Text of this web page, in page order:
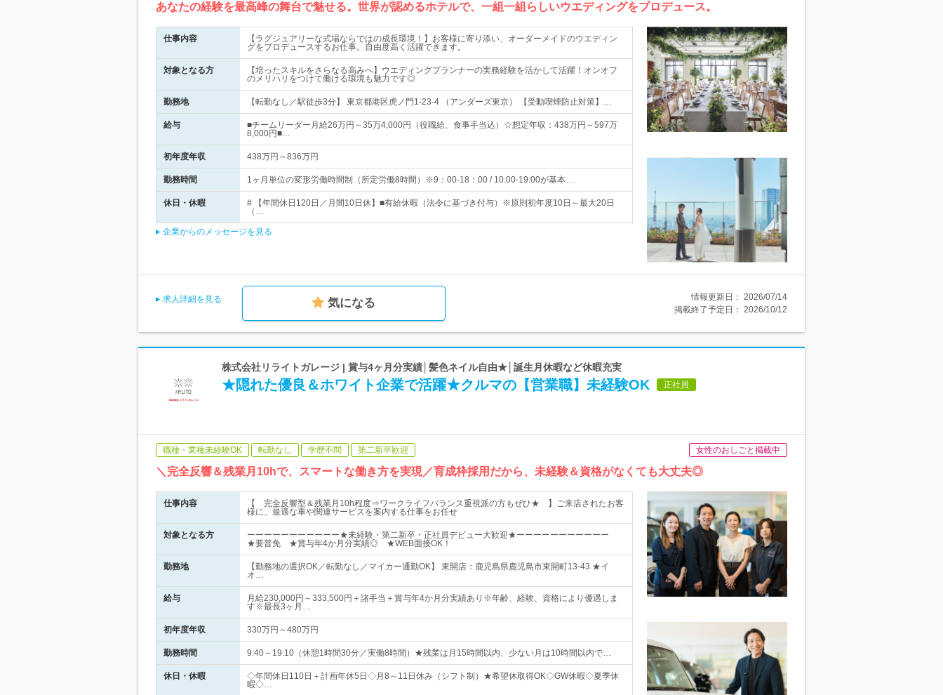
あなたの経験を最高峰の舞台で魅せる。世界が認めるホテルで、一組一組らしいウエディングをプロデュース。
仕事内容
【ラグジュアリーな式場ならではの成長環境！】お客様に寄り添い、オーダーメイドのウエディン
グをプロデュースするお仕事。自由度高く活躍できます。
対象となる方
【培ったスキルをさらなる高みへ】ウエディングプランナーの実務経験を活かして活躍！オンオフ
のメリハリをつけて働ける環境も魅力です◎
勤務地 【転勤なし／駅徒歩3分】 東京都港区虎ノ門1-23-4 （アンダーズ東京） 【受動喫煙防止対策】…
給与
■チームリーダー月給26万円～35万4,000円（役職給、食事手当込）☆想定年収：438万円～597万
8,000円■…
初年度年収 438万円～836万円
勤務時間 1ヶ月単位の変形労働時間制（所定労働8時間）※9：00-18：00 / 10:00-19:00が基本…
休日・休暇
# 【年間休日120日／月間10日休】■有給休暇（法令に基づき付与）※原則初年度10日～最大20日
（…
企業からのメッセージを見る
求人詳細を見る 気になる 情報更新日： 2026/07/14
掲載終了予定日： 2026/10/12
株式会社リライトガレージ | 賞与4ヶ月分実績│髪色ネイル自由★│誕生月休暇など休暇充実
★隠れた優良＆ホワイト企業で活躍★クルマの【営業職】未経験OK 正社員
職種・業種未経験OK 転勤なし 学歴不問 第二新卒歓迎 女性のおしごと掲載中
＼完全反響＆残業月10hで、スマートな働き方を実現／育成枠採用だから、未経験＆資格がなくても大丈夫◎
仕事内容
【 完全反響型＆残業月10h程度⇒ワークライフバランス重視派の方もぜひ★ 】ご来店されたお客
様に、最適な車や関連サービスを案内する仕事をお任せ
対象となる方
ーーーーーーーーーーー★未経験・第二新卒・正社員デビュー大歓迎★ーーーーーーーーーーー
★要普免 ★賞与年4か月分実績◎ ★WEB面接OK！
勤務地
【勤務地の選択OK／転勤なし／マイカー通勤OK】 東開店：鹿児島県鹿児島市東開町13-43 ★イ
オ…
給与
月給230,000円～333,500円＋諸手当＋賞与年4か月分実績あり※年齢、経験、資格により優遇しま
す※最長3ヶ月…
初年度年収 330万円～480万円
勤務時間 9:40～19:10（休憩1時間30分／実働8時間）★残業は月15時間以内、少ない月は10時間以内で…
休日・休暇
◇年間休日110日＋計画年休5日◇月8～11日休み（シフト制）★希望休取得OK◇GW休暇◇夏季休
暇◇…